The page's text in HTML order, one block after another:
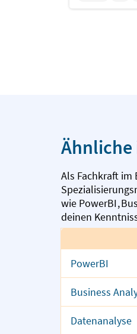
Ähnliche
Als Fachkraft im
wie PowerBI,
deinen
PowerBI
Business
Datenanalyse